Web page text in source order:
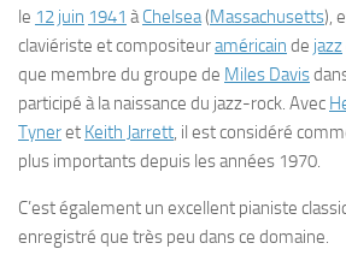
le 12 juin 1941 àChelsea(Massachusetts),
claviériste et compositeuraméricain de jazz
que membre du groupe de Miles Davis
participé à la naissance du jazz-rock. Avec
Tyneret Keith Jarrett, il est considéré
plus importants depuis les années 1970.
C’est également un excellent pianiste
enregistré que très peu dans ce domaine.